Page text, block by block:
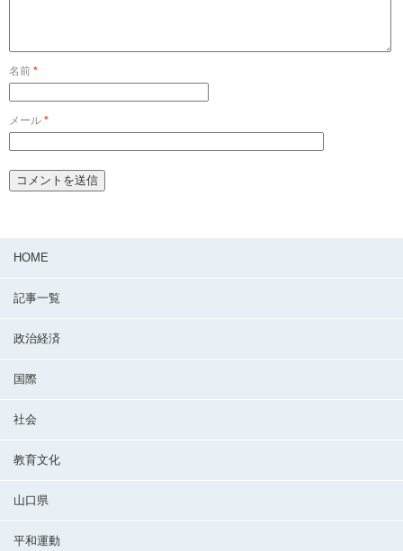
名前 *
メール *
HOME
記事一覧
政治経済
国際
社会
教育文化
山口県
平和運動